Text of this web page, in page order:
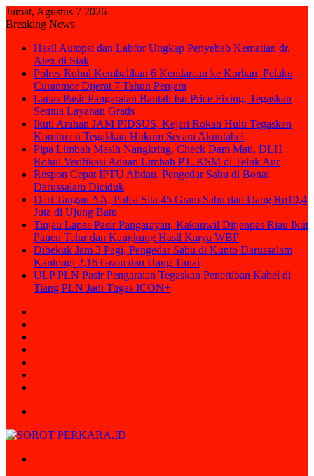
Jumat, Agustus 7 2026
Breaking News
Hasil Autopsi dan Labfor Ungkap Penyebab Kematian dr.
Alex di Siak
Polres Rohul Kembalikan 6 Kendaraan ke Korban, Pelaku
Curanmor Dijerat 7 Tahun Penjara
Lapas Pasir Pangaraian Bantah Isu Price Fixing, Tegaskan
Semua Layanan Gratis
Ikuti Arahan JAM PIDSUS, Kejari Rokan Hulu Tegaskan
Komitmen Tegakkan Hukum Secara Akuntabel
Pipa Limbah Masih Nangkring, Check Dam Mati, DLH
Rohul Verifikasi Aduan Limbah PT. KSM di Teluk Aur
Respon Cepat IPTU Abdau, Pengedar Sabu di Bonai
Darussalam Diciduk
Dari Tangan AA, Polisi Sita 45 Gram Sabu dan Uang Rp10,4
Juta di Ujung Batu
Tinjau Lapas Pasir Pangarayan, Kakanwil Ditjenpas Riau Ikut
Panen Telur dan Kangkung Hasil Karya WBP
Dibekuk Jam 3 Pagi, Pengedar Sabu di Kunto Darussalam
Kantongi 2,16 Gram dan Uang Tunai
ULP PLN Pasir Pengaraian Tegaskan Penertiban Kabel di
Tiang PLN Jadi Tugas ICON+